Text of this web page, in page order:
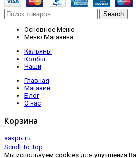
Search
Основное Меню
Меню Магазина
Кальяны
Колбы
Чаши
Главная
Магазин
Блог
О нас
Корзина
закрыть
Scroll To Top
Мы используем cookies для улучшения